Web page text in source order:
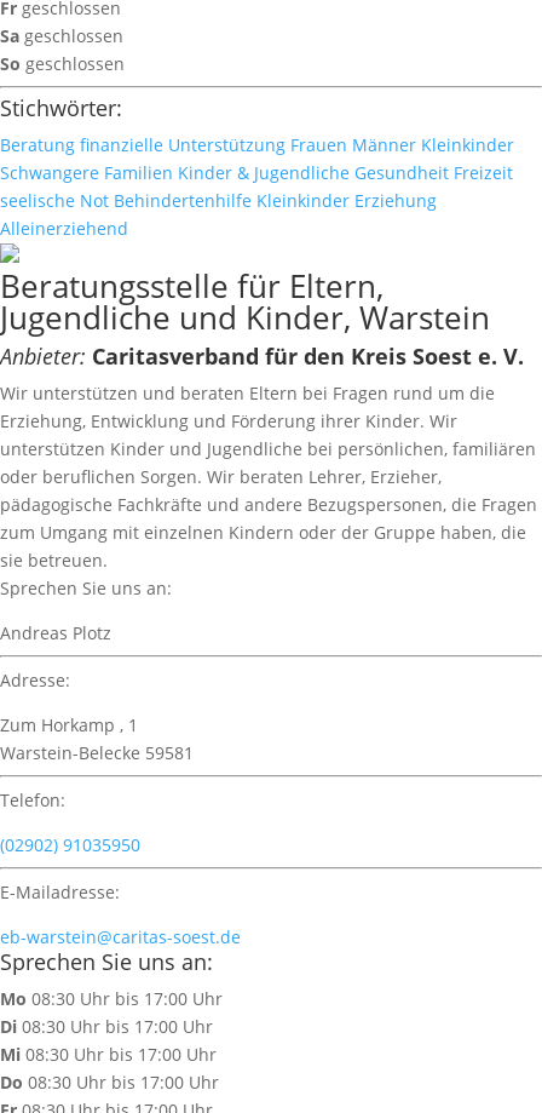
Fr geschlossen
Sa geschlossen
So geschlossen
Stichwörter:
Beratung finanzielle Unterstützung Frauen Männer Kleinkinder
Schwangere Familien Kinder & Jugendliche Gesundheit Freizeit
seelische Not Behindertenhilfe Kleinkinder Erziehung
Alleinerziehend
Beratungsstelle für Eltern,
Jugendliche und Kinder, Warstein
Anbieter: Caritasverband für den Kreis Soest e. V.
Wir unterstützen und beraten Eltern bei Fragen rund um die
Erziehung, Entwicklung und Förderung ihrer Kinder. Wir
unterstützen Kinder und Jugendliche bei persönlichen, familiären
oder beruflichen Sorgen. Wir beraten Lehrer, Erzieher,
pädagogische Fachkräfte und andere Bezugspersonen, die Fragen
zum Umgang mit einzelnen Kindern oder der Gruppe haben, die
sie betreuen.
Sprechen Sie uns an:
Andreas Plotz
Adresse:
Zum Horkamp , 1
Warstein-Belecke 59581
Telefon:
(02902) 91035950
E-Mailadresse:
eb-warstein@caritas-soest.de
Sprechen Sie uns an:
Mo 08:30 Uhr bis 17:00 Uhr
Di 08:30 Uhr bis 17:00 Uhr
Mi 08:30 Uhr bis 17:00 Uhr
Do 08:30 Uhr bis 17:00 Uhr